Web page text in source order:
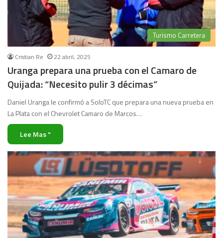
Turismo Carretera
Cristian Re 22 abril, 2025
Uranga prepara una prueba con el Camaro de
Quijada: “Necesito pulir 3 décimas”
Daniel Uranga le confirmó a SoloTC que prepara una nueva prueba en
La Plata con el Chevrolet Camaro de Marcos…
Lee Mas "